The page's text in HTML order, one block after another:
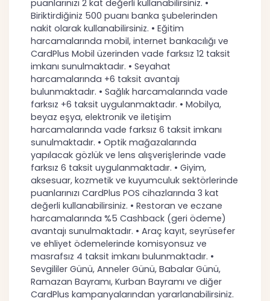
puanlarınızı 2 kat değerli kullanabilirsiniz. •
Biriktirdiğiniz 500 puanı banka şubelerinden
nakit olarak kullanabilirsiniz. • Eğitim
harcamalarında mobil, internet bankacılığı ve
CardPlus Mobil üzerinden vade farksız 12 taksit
imkanı sunulmaktadır. • Seyahat
harcamalarında +6 taksit avantajı
bulunmaktadır. • Sağlık harcamalarında vade
farksız +6 taksit uygulanmaktadır. • Mobilya,
beyaz eşya, elektronik ve iletişim
harcamalarında vade farksız 6 taksit imkanı
sunulmaktadır. • Optik mağazalarında
yapılacak gözlük ve lens alışverişlerinde vade
farksız 6 taksit uygulanmaktadır. • Giyim,
aksesuar, kozmetik ve kuyumculuk sektörlerinde
puanlarınızı CardPlus POS cihazlarında 3 kat
değerli kullanabilirsiniz. • Restoran ve eczane
harcamalarında %5 Cashback (geri ödeme)
avantajı sunulmaktadır. • Araç kayıt, seyrüsefer
ve ehliyet ödemelerinde komisyonsuz ve
masrafsız 4 taksit imkanı bulunmaktadır. •
Sevgililer Günü, Anneler Günü, Babalar Günü,
Ramazan Bayramı, Kurban Bayramı ve diğer
CardPlus kampanyalarından yararlanabilirsiniz.